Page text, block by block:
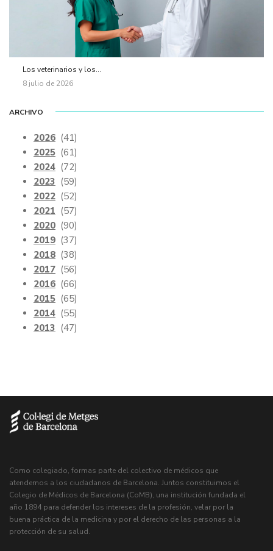
Los veterinarios y los...
8 julio de 2026
ARCHIVO
2026 (41)
2025 (61)
2024 (72)
2023 (59)
2022 (52)
2021 (57)
2020 (90)
2019 (37)
2018 (38)
2017 (56)
2016 (66)
2015 (65)
2014 (55)
2013 (47)
Como colegiado, formas parte del colectivo de médicos que
atendemos a los ciudadanos de Barcelona. Juntos constituimos el
Colegio de Médicos de Barcelona (CoMB), una institución fundada el
año 1894 para defender los intereses de la profesión, velar por la
buena práctica de la medicina y por el derecho de las personas a la
protección de su salud.